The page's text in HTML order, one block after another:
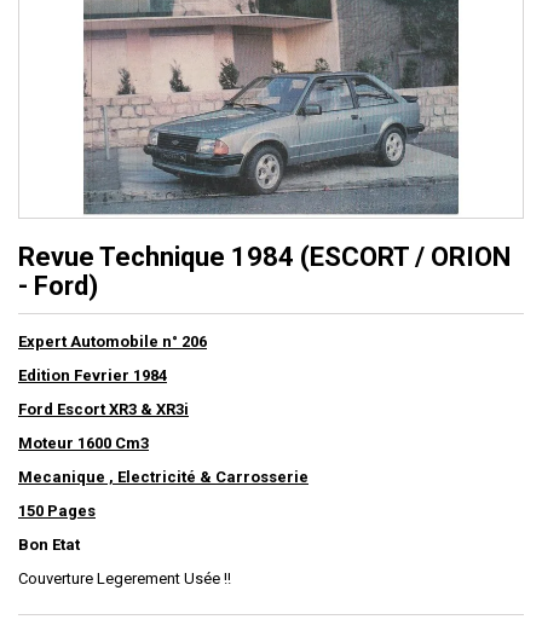
Revue Technique 1984 (ESCORT / ORION
- Ford)
Expert Automobile n° 206
Edition Fevrier 1984
Ford Escort XR3 & XR3i
Moteur 1600 Cm3
Mecanique , Electricité & Carrosserie
150 Pages
Bon Etat
Couverture Legerement Usée !!